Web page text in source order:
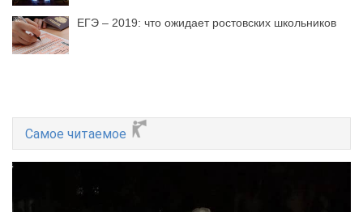
ЕГЭ – 2019: что ожидает ростовских школьников
Самое читаемое